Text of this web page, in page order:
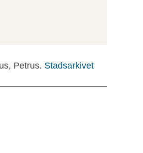
Petrus. Stadsarkivet